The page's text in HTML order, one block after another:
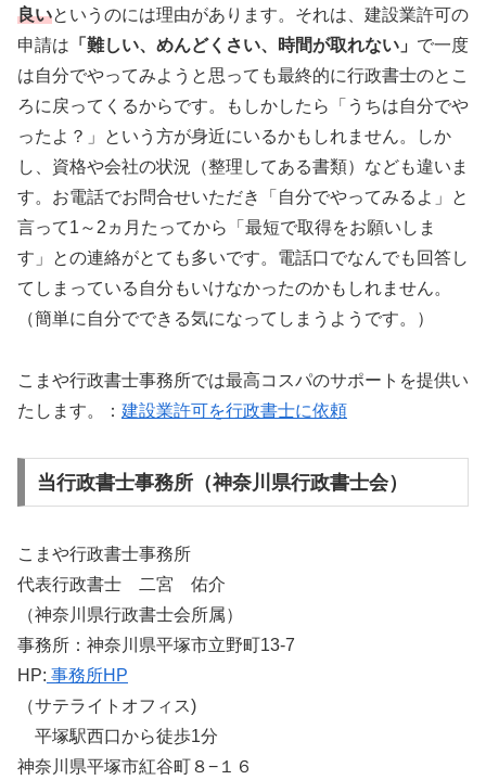
良いというのには理由があります。それは、建設業許可の
申請は 「難しい、めんどくさい、時間が取れない」 で一度
は自分でやってみようと思っても最終的に行政書士のとこ
ろに戻ってくるからです。もしかしたら「うちは自分でや
ったよ？」という方が身近にいるかもしれません。しか
し、資格や会社の状況（整理してある書類）なども違いま
す。お電話でお問合せいただき「自分でやってみるよ」と
言って1～2ヵ月たってから「最短で取得をお願いしま
す」との連絡がとても多いです。電話口でなんでも回答し
てしまっている自分もいけなかったのかもしれません。
（簡単に自分でできる気になってしまうようです。）
こまや行政書士事務所では最高コスパのサポートを提供い
たします。： 建設業許可を行政書士に依頼
当行政書士事務所（神奈川県行政書士会）
こまや行政書士事務所
代表行政書士 二宮 佑介
（神奈川県行政書士会所属）
事務所：神奈川県平塚市立野町13-7
HP: 事務所HP
（サテライトオフィス)
平塚駅西口から徒歩1分
神奈川県平塚市紅谷町８−１６